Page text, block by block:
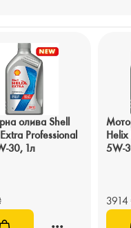
олива Shell
Professional
30, 1л
Helix
5W-
3914